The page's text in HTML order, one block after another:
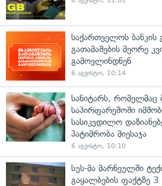
საქართველოს ბანკის
გათამაშების მეორე
გამოვლინდნენ
6 აგვისტო, 10:14
სანიტარს, რომელმაც
საპირფარეშოში
სასიკვდილო
პატიმრობა მიესაჯა
6 აგვისტო, 10:10
სუს-მა მარნეულში
გაყალბების ფაქტზე 3